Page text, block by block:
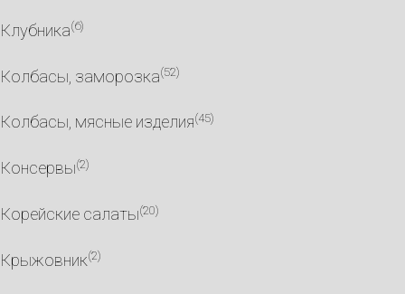
Клубника(6)
Колбасы, заморозка(52)
Колбасы, мясные изделия(45)
Консервы(2)
Корейские салаты(20)
Крыжовник(2)